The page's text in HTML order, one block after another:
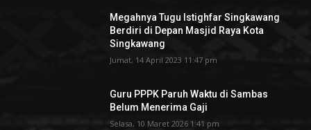
Megahnya Tugu Istighfar Singkawang
Berdiri di Depan Masjid Raya Kota
Singkawang
Jumat, 14 April 2023 11:47 pm
Guru PPPK Paruh Waktu di Sambas
Belum Menerima Gaji
Selasa, 10 Maret 2026 1:41 pm